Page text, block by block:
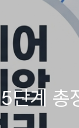
5단계